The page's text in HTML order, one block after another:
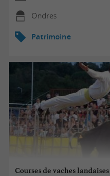
Ondres
Patrimoine
Courses de vaches landaises